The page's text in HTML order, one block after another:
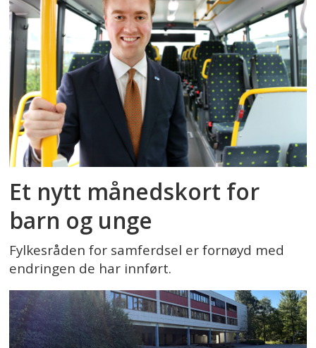
Et nytt månedskort for
barn og unge
Fylkesråden for samferdsel er fornøyd med
endringen de har innført.